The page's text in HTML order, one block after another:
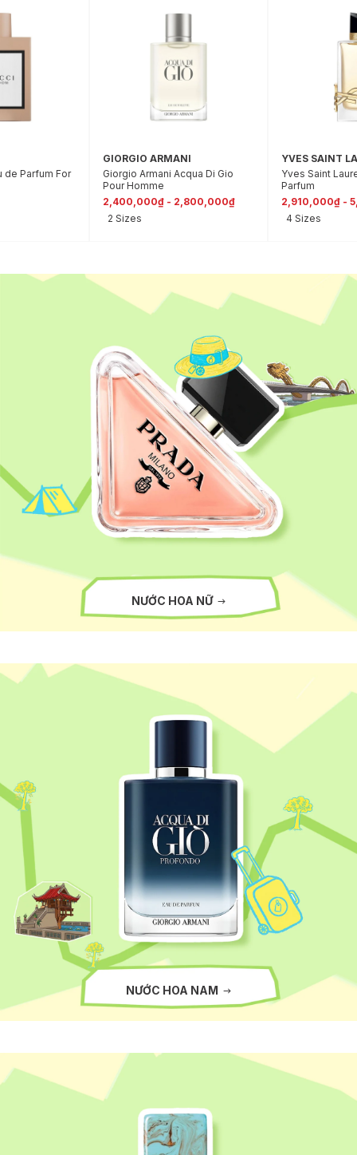
de Parfum For
GIORGIO ARMANI
Giorgio Armani Acqua Di Gio
Pour Homme
2,400,000₫ - 2,800,000₫
2 Sizes
YVES SAINT
Yves Saint
Parfum
2,910,000₫ -
4 Sizes
NƯỚC HOA NỮ
NƯỚC HOA NAM